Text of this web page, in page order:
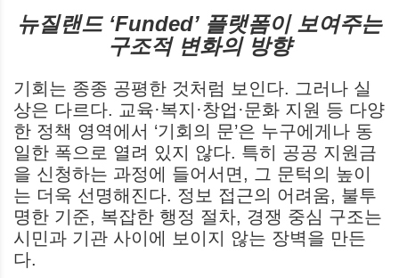
뉴질랜드 ‘Funded’ 플랫폼이 보여주는
구조적 변화의 방향
기회는 종종 공평한 것처럼 보인다. 그러나 실
상은 다르다. 교육·복지·창업·문화 지원 등 다양
한 정책 영역에서 ‘기회의 문’은 누구에게나 동
일한 폭으로 열려 있지 않다. 특히 공공 지원금
을 신청하는 과정에 들어서면, 그 문턱의 높이
는 더욱 선명해진다. 정보 접근의 어려움, 불투
명한 기준, 복잡한 행정 절차, 경쟁 중심 구조는
시민과 기관 사이에 보이지 않는 장벽을 만든
다.